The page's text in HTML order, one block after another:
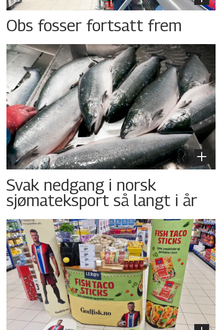
Obs fosser fortsatt frem
Svak nedgang i norsk
sjømateksport så langt i år